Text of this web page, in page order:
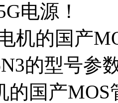
电源！
机的国产
的型号参
的国产MOS